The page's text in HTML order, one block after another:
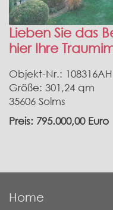
Lieben Sie das
hier Ihre
Objekt-Nr.: 108316AH
Größe: 301,24 qm
35606 Solms
Preis: 795.000,00 Euro
Home